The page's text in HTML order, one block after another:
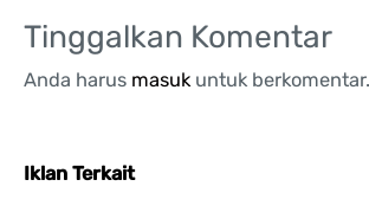
Tinggalkan Komentar
Anda harus masukuntuk berkomentar.
Iklan Terkait